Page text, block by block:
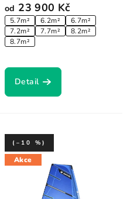
od 23 900 Kč
5.7m² 6.2m²
6.7m²
7.2m²
7.7m²
8.2m²
8.7m²
Detail
Akce
(–10 %)